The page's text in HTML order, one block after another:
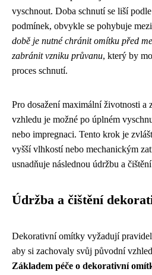
vyschnout. Doba schnutí se liší
podmínek, obvykle se pohybuje
době je nutné chránit omítku před
zabránit vzniku průvanu, který by
proces schnutí.
Pro dosažení maximální životnosti a
vzhledu je možné po úplném
nebo impregnaci. Tento krok je
vyšší vlhkostí nebo mechanickým
usnadňuje následnou údržbu a
Údržba a čištění
Dekorativní omítky vyžadují
aby si zachovaly svůj původní
Základem péče o dekorativní